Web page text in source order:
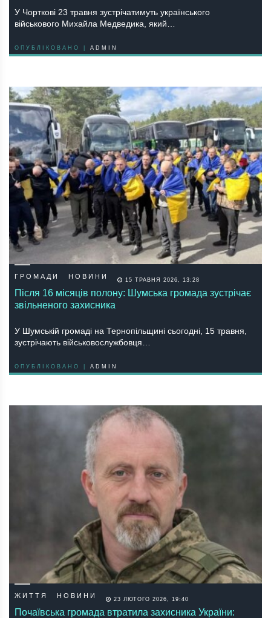
У Чорткові 23 травня зустрічатимуть українського
військового Михайла Медведика, який…
ОПУБЛІКОВАНО | ADMIN
ГРОМАДИ НОВИНИ 15 ТРАВНЯ 2026, 13:28
Після 16 місяців полону: Шумська громада зустрічає
звільненого захисника
У Шумській громаді на Тернопільщині сьогодні, 15 травня,
зустрічають військовослужбовця…
ОПУБЛІКОВАНО | ADMIN
ЖИТТЯ НОВИНИ 23 ЛЮТОГО 2026, 19:40
Почаївська громада втратила захисника України: